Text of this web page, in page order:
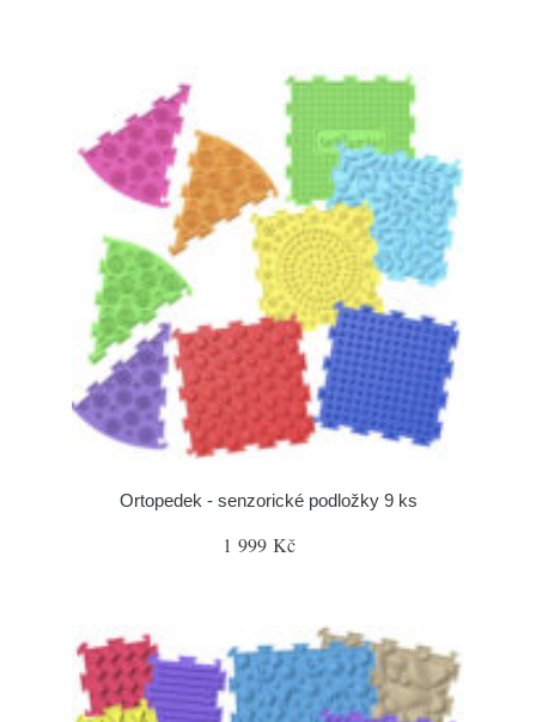
Ortopedek - senzorické podložky 9 ks
1 999 Kč